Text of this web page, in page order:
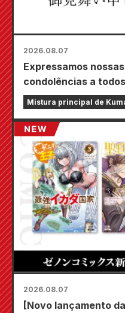
2026.08.07
Expressamos
condolências a
terremoto de
Mistura principal de
2026.08.07
[Novo lançamento